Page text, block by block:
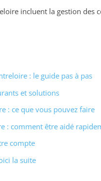
incluent la gestion
: le guide pas à pas
et solutions
: ce que vous pouvez faire
: comment être aidé
compte
la suite